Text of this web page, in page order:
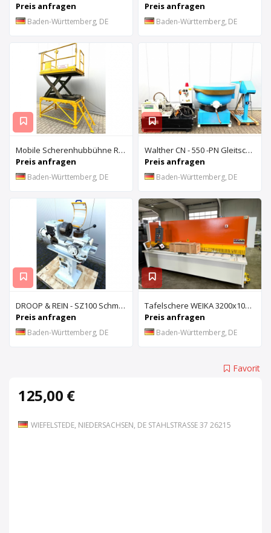
Preis anfragen
Baden-Württemberg, DE
Preis anfragen
Baden-Württemberg, DE
Mobile Scherenhubbühne Rothe Benkmann
Preis anfragen
Baden-Württemberg, DE
Walther CN - 550 -PN Gleitschleifanlage u. Rösler Z300 Turbo Floc Zentrifuge
Preis anfragen
Baden-Württemberg, DE
DROOP & REIN - SZ100 Schmiernutenziehmaschine
Preis anfragen
Baden-Württemberg, DE
Tafelschere WEIKA 3200x10mm
Preis anfragen
Baden-Württemberg, DE
Favorit
125,00 €
WIEFELSTEDE, NIEDERSACHSEN, DE STAHLSTRASSE 37 26215